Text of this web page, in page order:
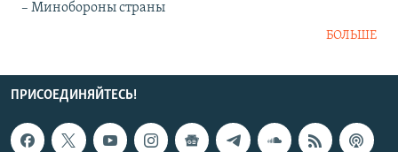
– Минобороны страны
БОЛЬШЕ
ПРИСОЕДИНЯЙТЕСЬ!